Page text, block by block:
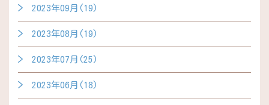
2023年09月(19)
2023年08月(19)
2023年07月(25)
2023年06月(18)